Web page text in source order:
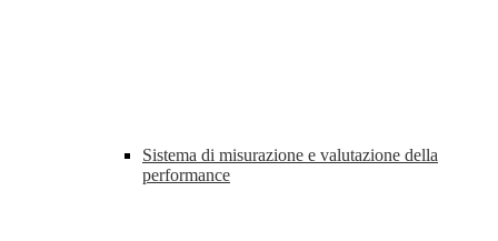
Sistema di misurazione e valutazione della
performance